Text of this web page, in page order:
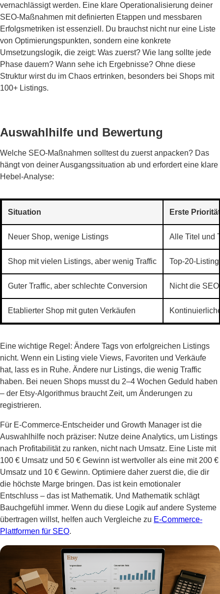
vernachlässigt werden. Eine klare Operationalisierung deiner
SEO-Maßnahmen mit definierten Etappen und messbaren
Erfolgsmetriken ist essenziell. Du brauchst nicht nur eine Liste
von Optimierungspunkten, sondern eine konkrete
Umsetzungslogik, die zeigt: Was zuerst? Wie lang sollte jede
Phase dauern? Wann sehe ich Ergebnisse? Ohne diese
Struktur wirst du im Chaos ertrinken, besonders bei Shops mit
100+ Listings.
Auswahlhilfe und Bewertung
Welche SEO-Maßnahmen solltest du zuerst anpacken? Das
hängt von deiner Ausgangssituation ab und erfordert eine klare
Hebel-Analyse:
Situation Erste Priorität
Neuer Shop, wenige Listings Alle Titel und
Shop mit vielen Listings, aber wenig Traffic Top-20-
Guter Traffic, aber schlechte Conversion Nicht die
Etablierter Shop mit guten Verkäufen
Eine wichtige Regel: Ändere Tags von erfolgreichen Listings
nicht. Wenn ein Listing viele Views, Favoriten und Verkäufe
hat, lass es in Ruhe. Ändere nur Listings, die wenig Traffic
haben. Bei neuen Shops musst du 2–4 Wochen Geduld haben
– der Etsy-Algorithmus braucht Zeit, um Änderungen zu
registrieren.
Für E-Commerce-Entscheider und Growth Manager ist die
Auswahlhilfe noch präziser: Nutze deine Analytics, um Listings
nach Profitabilität zu ranken, nicht nach Umsatz. Eine Liste mit
100 € Umsatz und 50 € Gewinn ist wertvoller als eine mit 200 €
Umsatz und 10 € Gewinn. Optimiere daher zuerst die, die dir
die höchste Marge bringen. Das ist kein emotionaler
Entschluss – das ist Mathematik. Und Mathematik schlägt
Bauchgefühl immer. Wenn du diese Logik auf andere Systeme
übertragen willst, helfen auch Vergleiche zu E-Commerce-
Plattformen für SEO.